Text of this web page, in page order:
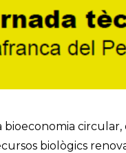
bioeconomia
biològics